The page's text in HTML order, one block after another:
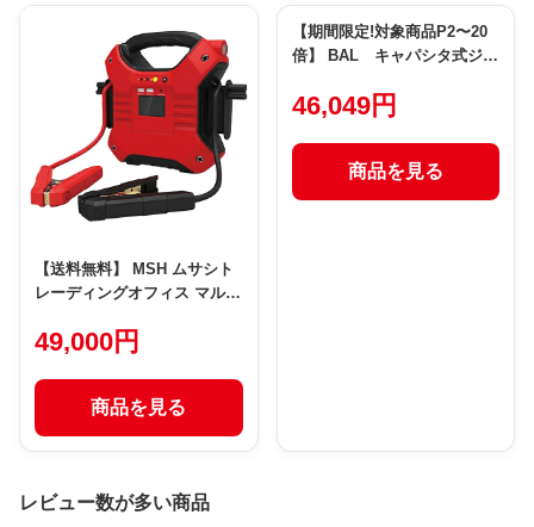
【送料無料】 MSH ムサシト
レーディングオフィス マルチ
FCJ35000M DC12V DC24V
ンジン始動 スマートフォン
携帯 タブレット 予備電源に
LEDライト3W
49,000円
商品を見る
【期間限定!対象商品P2〜20
倍】 BAL キャパシタ式ジャ
46,049円
商品を見る
レビュー数が多い商品